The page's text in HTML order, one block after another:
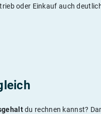
oder Einkauf auch
du rechnen kannst?